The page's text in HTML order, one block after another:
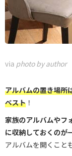
via photo by author
アルバムの置き場所
ベスト ！
家族のアルバムやフ
に収納しておくのが
アルバムを開くこと